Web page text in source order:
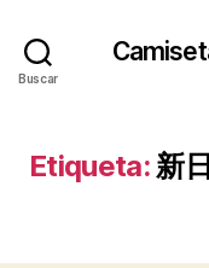
Buscar
Etiqueta: 新